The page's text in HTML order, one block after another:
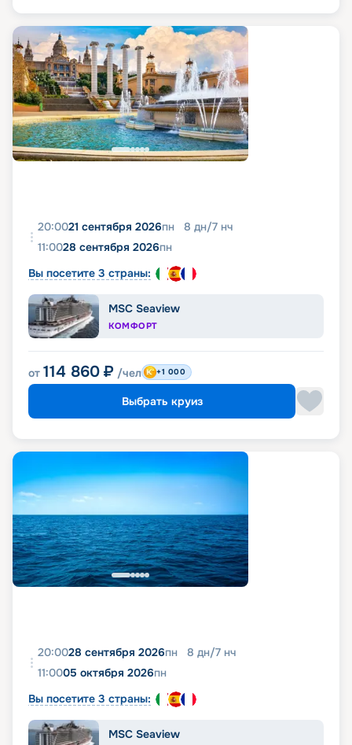
20:0021 сентября 2026пн 8 дн/7 нч
11:0028 сентября 2026пн
Вы посетите 3 страны:
MSC Seaview
КОМФОРТ
от 114 860 ₽ /чел +1 000
Выбрать круиз
20:0028 сентября 2026пн 8 дн/7 нч
11:0005 октября 2026пн
Вы посетите 3 страны:
MSC Seaview